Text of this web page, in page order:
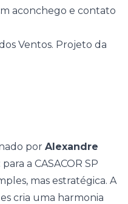
aconchego e contato
por Alexandre
para a CASACOR SP
mas estratégica. A
cria uma harmonia